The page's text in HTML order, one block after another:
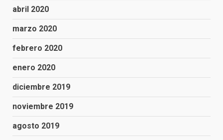
abril 2020
marzo 2020
febrero 2020
enero 2020
diciembre 2019
noviembre 2019
agosto 2019